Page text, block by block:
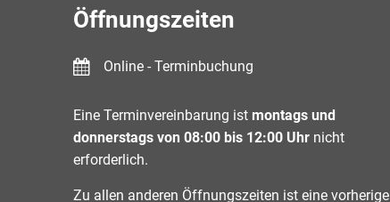
Öffnungszeiten
Online - Terminbuchung
Eine Terminvereinbarung ist montags und
donnerstags von 08:00 bis 12:00 Uhr nicht
erforderlich.
Zu allen anderen Öffnungszeiten ist eine vorherige